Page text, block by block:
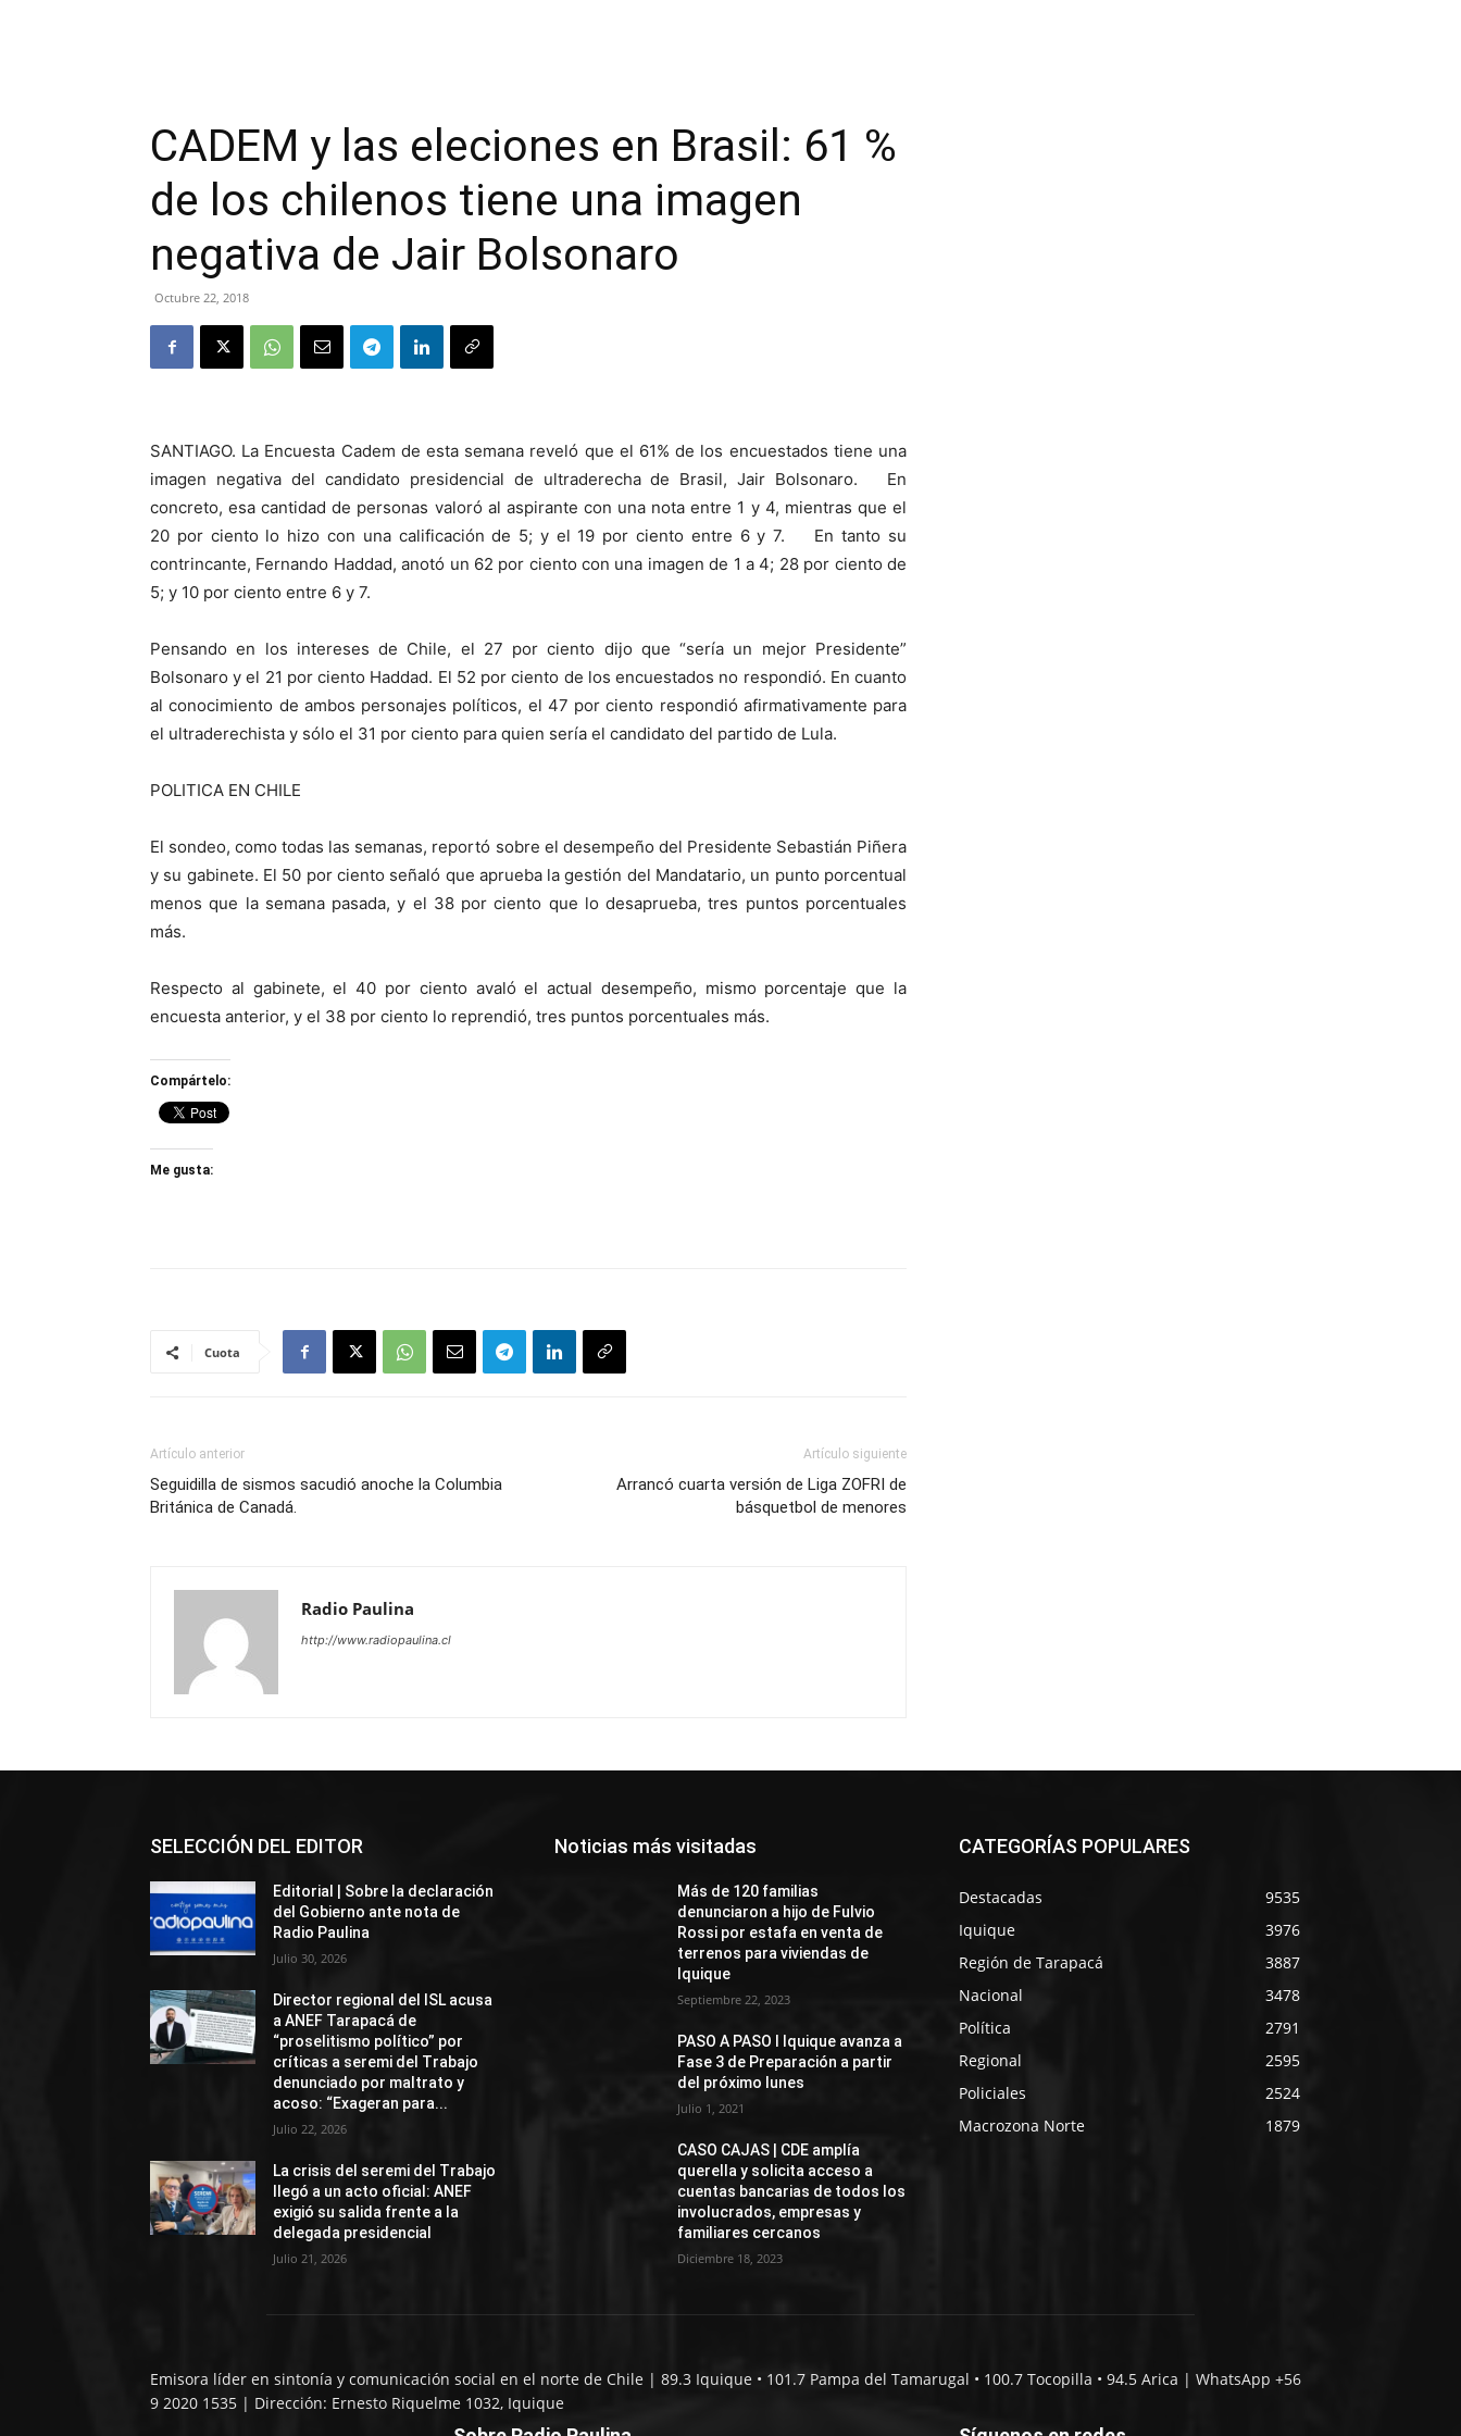
CADEM y las eleciones en Brasil: 61 %
de los chilenos tiene una imagen
negativa de Jair Bolsonaro
Octubre 22, 2018
SANTIAGO. La Encuesta Cadem de esta semana reveló que el 61% de los encuestados tiene una
imagen negativa del candidato presidencial de ultraderecha de Brasil, Jair Bolsonaro. En
concreto, esa cantidad de personas valoró al aspirante con una nota entre 1 y 4, mientras que el
20 por ciento lo hizo con una calificación de 5; y el 19 por ciento entre 6 y 7. En tanto su
contrincante, Fernando Haddad, anotó un 62 por ciento con una imagen de 1 a 4; 28 por ciento de
5; y 10 por ciento entre 6 y 7.
Pensando en los intereses de Chile, el 27 por ciento dijo que “sería un mejor Presidente”
Bolsonaro y el 21 por ciento Haddad. El 52 por ciento de los encuestados no respondió. En cuanto
al conocimiento de ambos personajes políticos, el 47 por ciento respondió afirmativamente para
el ultraderechista y sólo el 31 por ciento para quien sería el candidato del partido de Lula.
POLITICA EN CHILE
El sondeo, como todas las semanas, reportó sobre el desempeño del Presidente Sebastián Piñera
y su gabinete. El 50 por ciento señaló que aprueba la gestión del Mandatario, un punto porcentual
menos que la semana pasada, y el 38 por ciento que lo desaprueba, tres puntos porcentuales
más.
Respecto al gabinete, el 40 por ciento avaló el actual desempeño, mismo porcentaje que la
encuesta anterior, y el 38 por ciento lo reprendió, tres puntos porcentuales más.
Compártelo:
Me gusta:
Cuota
Artículo anterior
Seguidilla de sismos sacudió anoche la Columbia
Británica de Canadá.
Artículo siguiente
Arrancó cuarta versión de Liga ZOFRI de
básquetbol de menores
Radio Paulina
http://www.radiopaulina.cl
SELECCIÓN DEL EDITOR
Editorial | Sobre la declaración
del Gobierno ante nota de
Radio Paulina
Julio 30, 2026
Director regional del ISL acusa
a ANEF Tarapacá de
“proselitismo político” por
críticas a seremi del Trabajo
denunciado por maltrato y
acoso: “Exageran para...
Julio 22, 2026
La crisis del seremi del Trabajo
llegó a un acto oficial: ANEF
exigió su salida frente a la
delegada presidencial
Julio 21, 2026
Noticias más visitadas
Más de 120 familias
denunciaron a hijo de Fulvio
Rossi por estafa en venta de
terrenos para viviendas de
Iquique
Septiembre 22, 2023
PASO A PASO I Iquique avanza a
Fase 3 de Preparación a partir
del próximo lunes
Julio 1, 2021
CASO CAJAS | CDE amplía
querella y solicita acceso a
cuentas bancarias de todos los
involucrados, empresas y
familiares cercanos
Diciembre 18, 2023
CATEGORÍAS POPULARES
Destacadas
9535
Iquique
3976
Región de Tarapacá
3887
Nacional
3478
Política
2791
Regional
2595
Policiales
2524
Macrozona Norte
1879
Emisora líder en sintonía y comunicación social en el norte de Chile | 89.3 Iquique • 101.7 Pampa del Tamarugal • 100.7 Tocopilla • 94.5 Arica | WhatsApp +56
9 2020 1535 | Dirección: Ernesto Riquelme 1032, Iquique